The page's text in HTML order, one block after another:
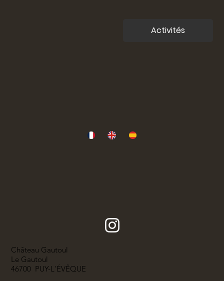
Activités
Château Gautoul
Le Gautoul
46700 PUY-L'ÉVÊQUE